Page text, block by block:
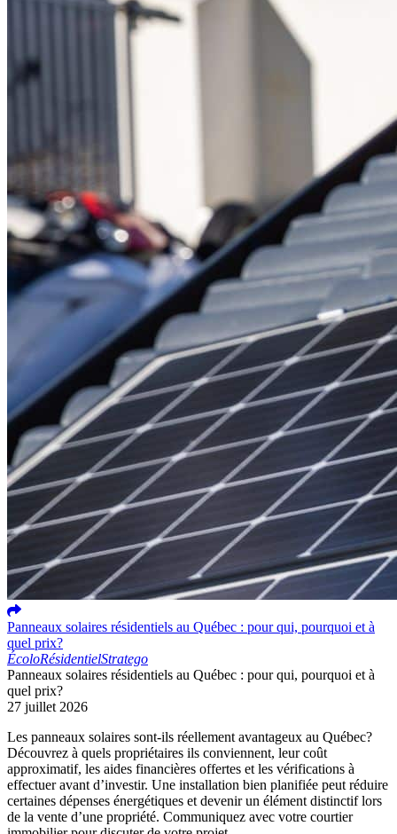
Panneaux solaires résidentiels au Québec : pour qui, pourquoi et à
quel prix?
ÉcoloRésidentielStratego
Panneaux solaires résidentiels au Québec : pour qui, pourquoi et à
quel prix?
27 juillet 2026
Les panneaux solaires sont-ils réellement avantageux au Québec?
Découvrez à quels propriétaires ils conviennent, leur coût
approximatif, les aides financières offertes et les vérifications à
effectuer avant d’investir. Une installation bien planifiée peut réduire
certaines dépenses énergétiques et devenir un élément distinctif lors
de la vente d’une propriété. Communiquez avec votre courtier